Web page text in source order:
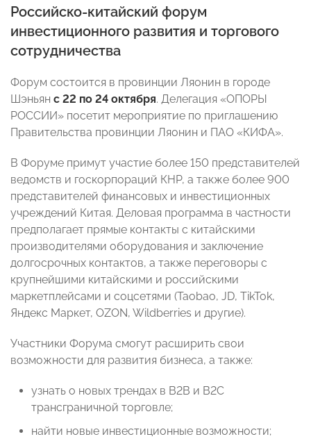
Российско-китайский форум
инвестиционного развития и торгового
сотрудничества
Форум состоится в провинции Ляонин в городе
Шэньян с 22 по 24 октября. Делегация «ОПОРЫ
РОССИИ» посетит мероприятие по приглашению
Правительства провинции Ляонин и ПАО «КИФА».
В Форуме примут участие более 150 представителей
ведомств и госкорпораций КНР, а также более 900
представителей финансовых и инвестиционных
учреждений Китая. Деловая программа в частности
предполагает прямые контакты с китайскими
производителями оборудования и заключение
долгосрочных контактов, а также переговоры с
крупнейшими китайскими и российскими
маркетплейсами и соцсетями (Taobao, JD, TikTok,
Яндекс Маркет, OZON, Wildberries и другие).
Участники Форума смогут расширить свои
возможности для развития бизнеса, а также:
узнать о новых трендах в B2B и B2C
трансграничной торговле;
найти новые инвестиционные возможности;